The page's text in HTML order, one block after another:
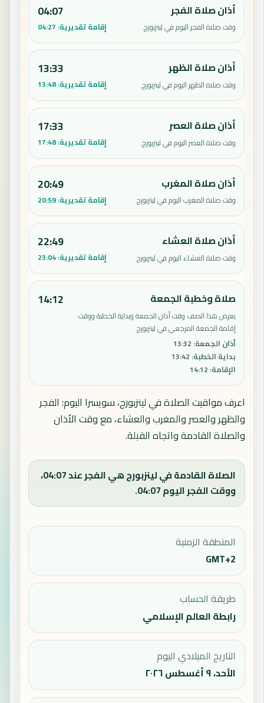
أذان صلاة الفجر
وقت صلاة الفجر اليوم في لينزبورج.
04:07
إقامة تقديرية: 04:27
أذان صلاة الظهر
وقت صلاة الظهر اليوم في لينزبورج.
13:33
إقامة تقديرية:13:48
أذان صلاة العصر
وقت صلاة العصر اليوم في لينزبورج.
17:33
إقامة تقديرية:17:48
أذان صلاة المغرب
وقت صلاة المغرب اليوم في لينزبورج.
20:49
إقامة تقديرية:20:59
أذان صلاة العشاء
وقت صلاة العشاء اليوم في لينزبورج.
22:49
إقامة تقديرية:23:04
صلاة وخطبة الجمعة
يعرض هذا الصف وقت أذان الجمعة وبداية الخطبة ووقت
إقامة الجمعة المرجعي في لينزبورج.
أذان الجمعة:
13:32
بداية الخطبة:
13:42
الإقامة:
14:12
14:12
اعرف مواقيت الصلاة في لينزبورج، سويسرا اليوم: الفجر
والظهر والعصر والمغرب والعشاء، مع وقت الأذان
والصلاة القادمة واتجاه القبلة.
الصلاة القادمة في لينزبورج هي الفجر عند 04:07،
ووقت الفجر اليوم 04:07.
المنطقة الزمنية
GMT+2
طريقة الحساب
رابطة العالم الإسلامي
التاريخ الميلادي اليوم
الأحد، ٩ أغسطس ٢٠٢٦